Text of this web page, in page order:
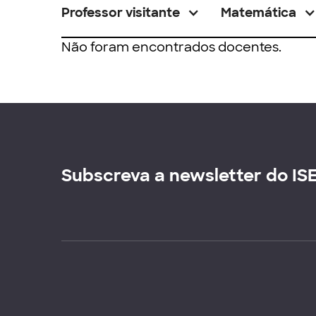
Professor visitante Matemática
Não foram encontrados docentes.
Subscreva a newsletter do